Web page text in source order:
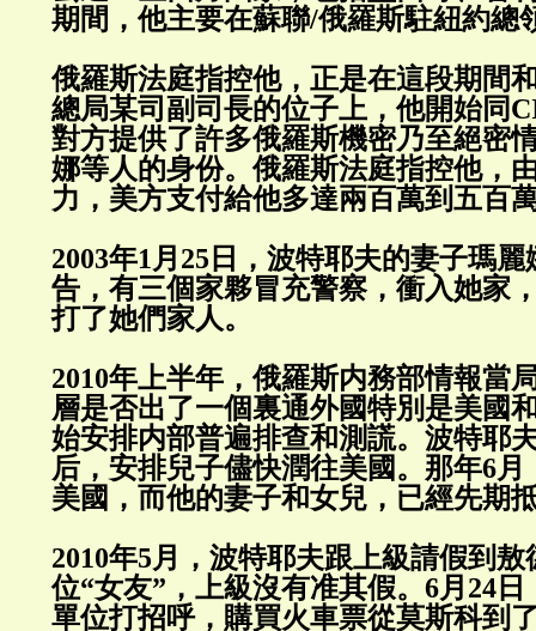
期間，他主要在蘇聯/俄羅斯駐紐約總
俄羅斯法庭指控他，正是在這段期間
總局某司副司長的位子上，他開始同
對方提供了許多俄羅斯機密乃至絕密
娜等人的身份。俄羅斯法庭指控他，
力，美方支付給他多達兩百萬到五百
2003年1月25日，波特耶夫的妻子瑪
告，有三個家夥冒充警察，衝入她家
打了她們家人。
2010年上半年，俄羅斯内務部情報當
層是否出了一個裏通外國特別是美國
始安排内部普遍排查和測謊。波特耶
后，安排兒子儘快潤往美國。那年6
美國，而他的妻子和女兒，已經先期
2010年5月，波特耶夫跟上級請假到
位“女友”，上級沒有准其假。6月24
單位打招呼，購買火車票從莫斯科到